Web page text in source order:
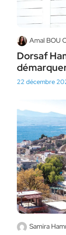
Amal BOU
Dorsaf
22 décembre
Samira